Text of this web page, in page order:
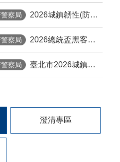
公職人員選舉反賄選專區
年來婦幼安全警示地點
教育宣導海報及圖卡資訊
察局 2026城鎮韌性(防空)演習宣導
察局 2026總統盃黑客松徵件至8/31，詳見「總統盃黑客松」網站
察局 臺北市2026城鎮韌性(防空)演習訂於8月13日(四)14時30分至15時實施，全市人、車及各場所均須配合管制與避難演練，以免受罰。
澄清專區